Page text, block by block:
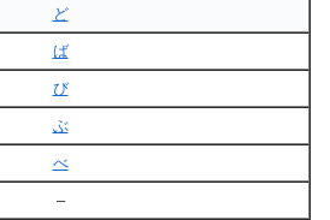
ど
ば
び
ぶ
べ
–